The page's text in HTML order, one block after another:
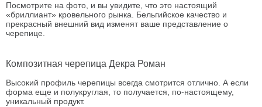
Посмотрите на фото, и вы увидите, что это настоящий
«бриллиант» кровельного рынка. Бельгийское качество и
прекрасный внешний вид изменят ваше представление о
черепице.
Композитная черепица Декра Роман
Высокий профиль черепицы всегда смотрится отлично. А если
форма еще и полукруглая, то получается, по-настоящему,
уникальный продукт.